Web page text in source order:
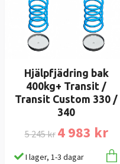
Hjälpfjädring bak
400kg+ Transit /
Transit Custom 330 /
340
5 245 kr 4 983 kr
I lager, 1-3 dagar